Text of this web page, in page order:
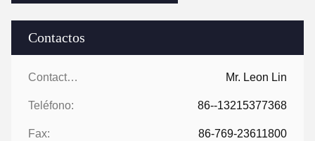
Contactos
Contactos: Mr. Leon Lin
Teléfono: 86--13215377368
Fax: 86-769-23611800